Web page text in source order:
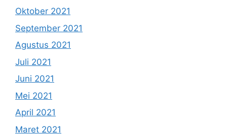
Oktober 2021
September 2021
Agustus 2021
Juli 2021
Juni 2021
Mei 2021
April 2021
Maret 2021